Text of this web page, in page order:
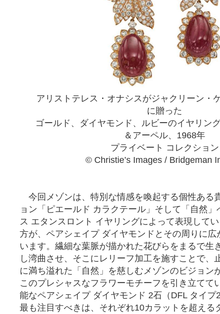
アリストテレス・オナシスがジャクリーン・
に贈った
ゴールド、ダイヤモンド、ルビーのイヤリン
＆アーペル、1968年
プライベート コレクション
© Christie’s Images / Bridgeman
今回メゾンは、特別な情感を喚起する個性ある
ョン「ピエールド カラクテール」そして「自然
ス エタンスロント イヤリングによって表現して
方が、ペアシェイプ ダイヤモンドとその周りに
います。繊細な葉脈が描かれた花びらをまるで生
し湾曲させ、そこにレリーフ加工を施すことで、
に満ち溢れた「自然」を慈しむメゾンのビジョン
このプレシャスなフラワーモチーフを引き立てて
能なペアシェイプ ダイヤモンド 2石（DFL タイ
最も注目すべきは、それぞれ10カラットを超える